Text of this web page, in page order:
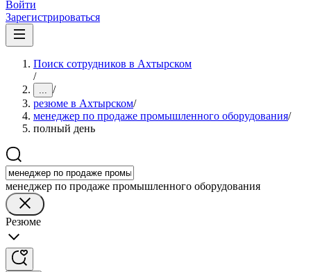
Войти
Зарегистрироваться
Поиск сотрудников в Ахтырском
/
... /
резюме в Ахтырском/
менеджер по продаже промышленного оборудования/
полный день
менеджер по продаже промышленного оборудования
Резюме